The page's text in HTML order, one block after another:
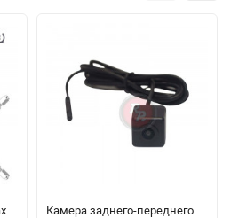
Камера заднего-переднего